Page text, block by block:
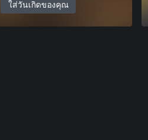
ใส่วันเกิดของคุณ